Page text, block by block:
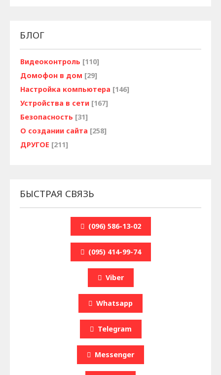
БЛОГ
Видеоконтроль [110]
Домофон в дом [29]
Настройка компьютера [146]
Устройства в сети [167]
Безопасность [31]
О создании сайта [258]
ДРУГОЕ [211]
БЫСТРАЯ СВЯЗЬ
(096) 586-13-02
(095) 414-99-74
Viber
Whatsapp
Telegram
Messenger